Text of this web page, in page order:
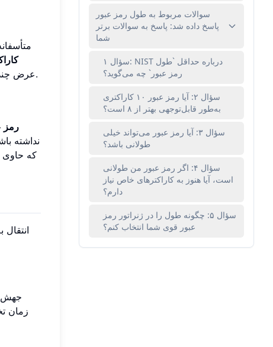
عرض، به‌طور کلی دیگر برای اکثر حساب‌های مهم کافی در نظر گرفته نمی‌شود.
رمز عبور
نداشته
که حاوی
انتقال
زمان
سوالات مربوط به طول رمز عبور
پاسخ داده شد: پاسخ به سوالات برتر
شما
سؤال ۱: NIST درباره حداقل `طول
رمز عبور` چه می‌گوید؟
سؤال ۲: آیا رمز عبور ۱۰ کاراکتری
به‌طور قابل‌توجهی بهتر از ۸ است؟
سؤال ۳: آیا رمز عبور می‌تواند خیلی
طولانی باشد؟
سؤال ۴: اگر رمز عبور من طولانی
است، آیا هنوز به کاراکترهای خاص نیاز
دارم؟
سؤال ۵: چگونه طول را در ژنراتور رمز
عبور قوی شما انتخاب کنم؟